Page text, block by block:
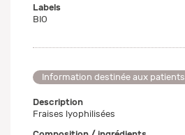
Labels
BIO
Information destinée aux patients
Description
Fraises lyophilisées